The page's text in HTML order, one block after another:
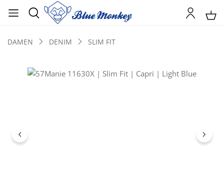
DAMEN DENIM SLIM FIT
Bildergalerie überspringen